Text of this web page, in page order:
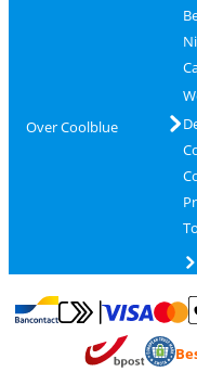
Over Coolblue
Betalen met Bancontact
Betalen met